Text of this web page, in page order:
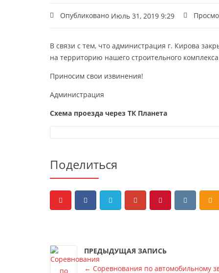
Опубликовано Июль 31, 2019 9:29
В связи с тем, что администрация г. Кирова
на территорию нашего строительного
Приносим свои извинения!
Администрация
Схема проезда через ТК Планета
Поделиться
ПРЕДЫДУЩАЯ ЗАПИСЬ
← Соревнования по автомобильному